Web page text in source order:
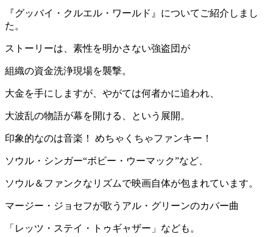
『グッバイ・クルエル・ワールド』についてご紹介しまし
た。
ストーリーは、素性を明かさない強盗団が
組織の資⾦洗浄現場を襲撃。
⼤⾦を手にしますが、やがては何者かに追われ、
⼤波乱の物語が幕を開ける、という展開。
印象的なのは音楽！ めちゃくちゃファンキー！
ソウル・シンガー“ボビー・ウーマック”など、
ソウル＆ファンクなリズムで映画自体が包まれています。
マージー・ジョセフが歌うアル・グリーンのカバー曲
「レッツ・ステイ・トゥギャザー」なども。